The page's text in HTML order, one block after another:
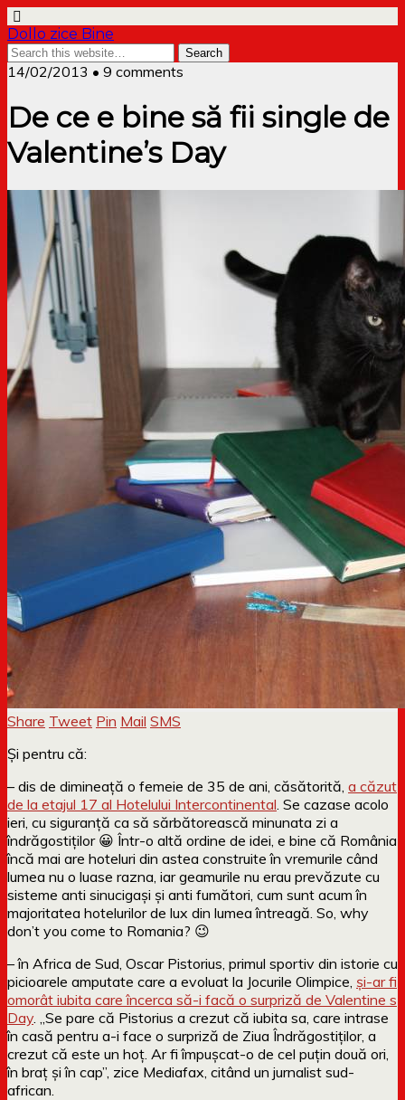
Dollo zice Bine
14/02/2013 • 9 comments
De ce e bine să fii single de
Valentine’s Day
Share Tweet Pin Mail SMS
Și pentru că:
– dis de dimineață o femeie de 35 de ani, căsătorită, a căzut
de la etajul 17 al Hotelului Intercontinental . Se cazase acolo
ieri, cu siguranță ca să sărbătorească minunata zi a
îndrăgostiților 😀 Într-o altă ordine de idei, e bine că România
încă mai are hoteluri din astea construite în vremurile când
lumea nu o luase razna, iar geamurile nu erau prevăzute cu
sisteme anti sinucigași și anti fumători, cum sunt acum în
majoritatea hotelurilor de lux din lumea întreagă. So, why
don’t you come to Romania? 😉
– în Africa de Sud, Oscar Pistorius, primul sportiv din istorie cu
picioarele amputate care a evoluat la Jocurile Olimpice, și-ar fi
omorât iubita care încerca să-i facă o surpriză de Valentine s
Day . „Se pare că Pistorius a crezut că iubita sa, care intrase
în casă pentru a-i face o surpriză de Ziua Îndrăgostiţilor, a
crezut că este un hoţ. Ar fi împuşcat-o de cel puţin două ori,
în braţ şi în cap”, zice Mediafax, citând un jurnalist sud-
african.